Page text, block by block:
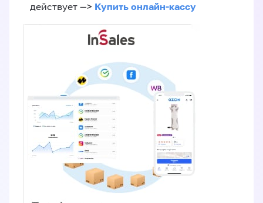
действует —> Купить онлайн-кассу